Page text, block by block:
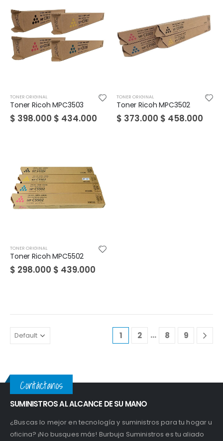
TONER ORIGINAL
Toner Ricoh MPC3503
$ 398.000 $ 434.000
TONER ORIGINAL
Toner Ricoh MPC3502
$ 373.000 $ 458.000
TONER ORIGINAL
Toner Ricoh MPC5502
$ 298.000 $ 439.000
1 2 … 8 9
Contáctanos
SUMINISTROS AL ALCANCE DE SU MANO
¿Buscas lo mejor en tecnología y suministros para tu hogar u
oficina? ¡No busques más! Burbuja Suministros es tu aliado